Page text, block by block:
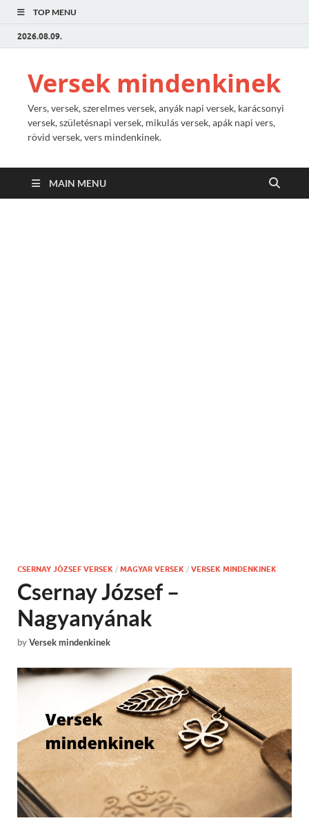
TOP MENU
2026.08.09.
Versek mindenkinek
Vers, versek, szerelmes versek, anyák napi versek, karácsonyi
versek, születésnapi versek, mikulás versek, apák napi vers,
rövid versek, vers mindenkinek.
MAIN MENU
CSERNAY JÓZSEF VERSEK / MAGYAR VERSEK / VERSEK MINDENKINEK
Csernay József –
Nagyanyának
byVersek mindenkinek